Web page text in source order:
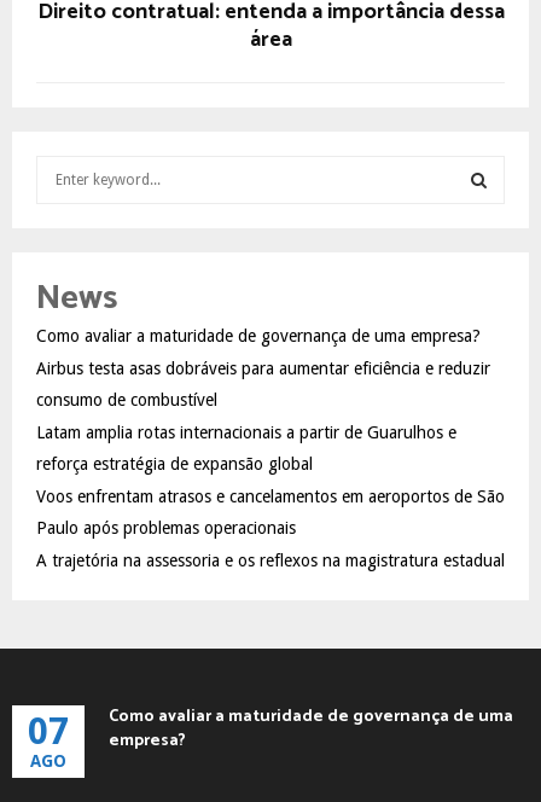
Direito contratual: entenda a importância dessa
área
h
o
r
:
R
News
Como avaliar a maturidade de governança de uma empresa?
Airbus testa asas dobráveis para aumentar eficiência e reduzir
consumo de combustível
Latam amplia rotas internacionais a partir de Guarulhos e
reforça estratégia de expansão global
Voos enfrentam atrasos e cancelamentos em aeroportos de São
Paulo após problemas operacionais
A trajetória na assessoria e os reflexos na magistratura estadual
07
AGO
Como avaliar a maturidade de governança de uma
empresa?